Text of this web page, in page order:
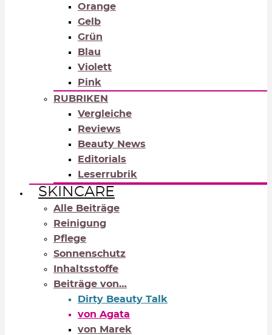
Orange
Gelb
Grün
Blau
Violett
Pink
RUBRIKEN
Vergleiche
Reviews
Beauty News
Editorials
Leserrubrik
SKINCARE
Alle Beiträge
Reinigung
Pflege
Sonnenschutz
Inhaltsstoffe
Beiträge von…
Dirty Beauty Talk
von Agata
von Marek